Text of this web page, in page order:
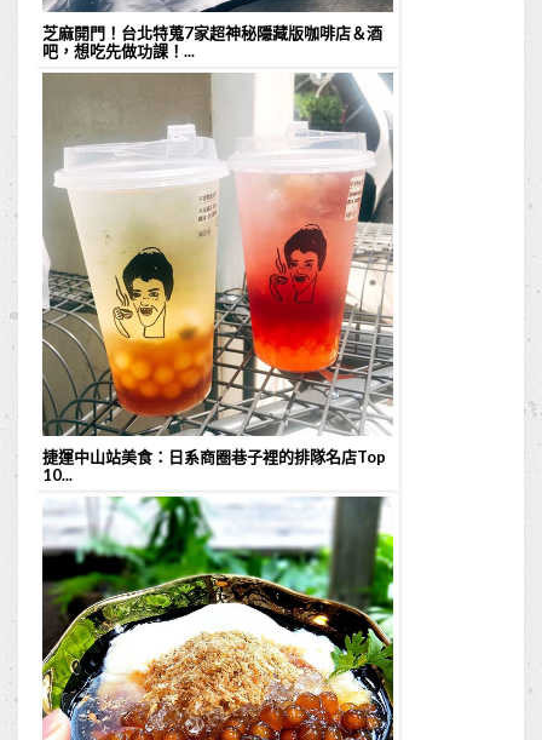
芝麻開門！台北特蒐7家超神秘隱藏版咖啡店＆酒
吧，想吃先做功課！...
捷運中山站美食：日系商圈巷子裡的排隊名店Top
10...